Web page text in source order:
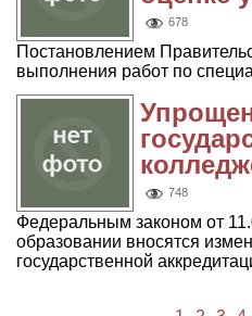
678
Постановлением
выполнения работ по
748
Федеральным законом от
образовании вносятся
государственной